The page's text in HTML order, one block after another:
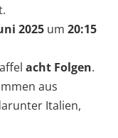
2025 um 20:15
acht Folgen.
aus
Italien,